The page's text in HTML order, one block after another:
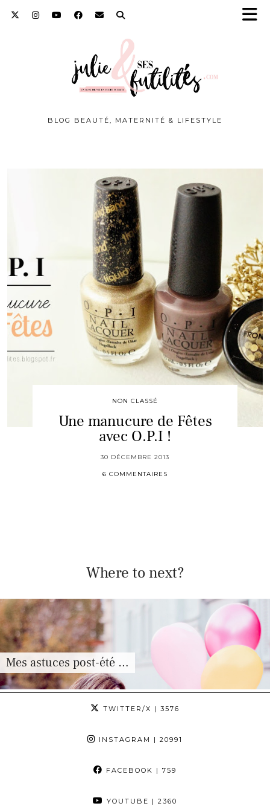
BLOG BEAUTÉ, MATERNITÉ & LIFESTYLE
NON CLASSÉ
Une manucure de Fêtes
avec O.P.I !
30 DÉCEMBRE 2013
6 COMMENTAIRES
Where to next?
Mes astuces post-été …
TWITTER/X | 3576
INSTAGRAM | 20991
FACEBOOK | 759
YOUTUBE | 2360